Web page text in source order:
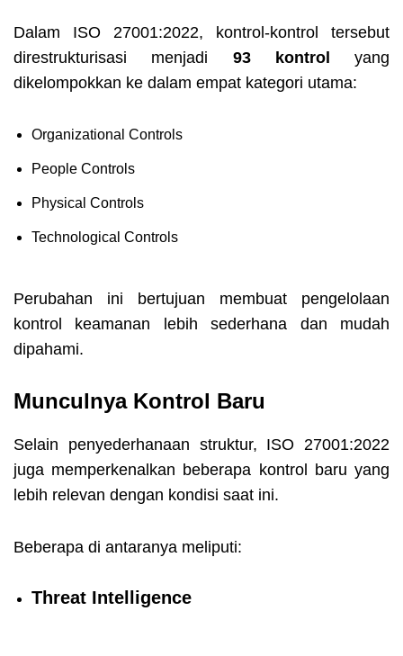
Dalam ISO 27001:2022, kontrol-kontrol tersebut
direstrukturisasi menjadi 93 kontrol
yang
dikelompokkan ke dalam empat kategori utama:
Organizational Controls
People Controls
Physical Controls
Technological Controls
Perubahan ini bertujuan membuat pengelolaan
kontrol keamanan lebih sederhana dan mudah
dipahami.
Munculnya Kontrol Baru
Selain penyederhanaan struktur, ISO 27001:2022
juga memperkenalkan beberapa kontrol baru yang
lebih relevan dengan kondisi saat ini.
Beberapa di antaranya meliputi:
Threat Intelligence